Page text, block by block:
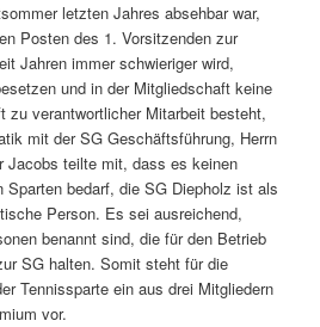
letzten Jahres absehbar war,
Posten des 1. Vorsitzenden zur
Jahren immer schwieriger wird,
und in der Mitgliedschaft keine
zu verantwortlicher Mitarbeit besteht,
mit der SG Geschäftsführung, Herrn
Jacobs teilte mit, dass es keinen
Sparten bedarf, die SG Diepholz ist als
Person. Es sei ausreichend,
benannt sind, die für den Betrieb
SG halten. Somit steht für die
Tennissparte ein aus drei Mitgliedern
vor.